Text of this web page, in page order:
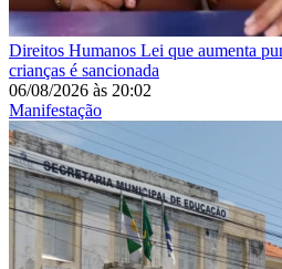
Direitos Humanos Lei que aumenta
crianças é sancionada
06/08/2026 às 20:02
Manifestação